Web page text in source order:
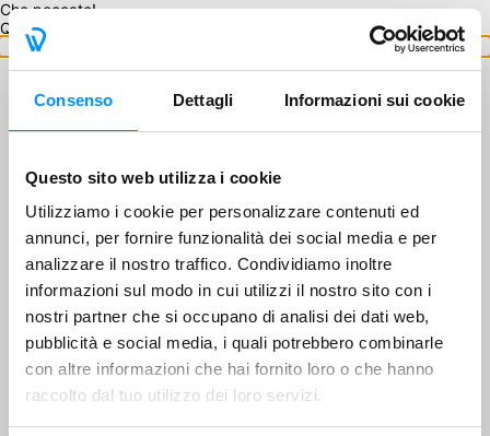
Consenso Dettagli Informazioni sui cookie
Questo sito web utilizza i cookie
Utilizziamo i cookie per personalizzare contenuti ed
annunci, per fornire funzionalità dei social media e per
analizzare il nostro traffico. Condividiamo inoltre
informazioni sul modo in cui utilizzi il nostro sito con i
nostri partner che si occupano di analisi dei dati web,
pubblicità e social media, i quali potrebbero combinarle
con altre informazioni che hai fornito loro o che hanno
raccolto dal tuo utilizzo dei loro servizi.
Che peccato!
Questo GA non è disponibile.